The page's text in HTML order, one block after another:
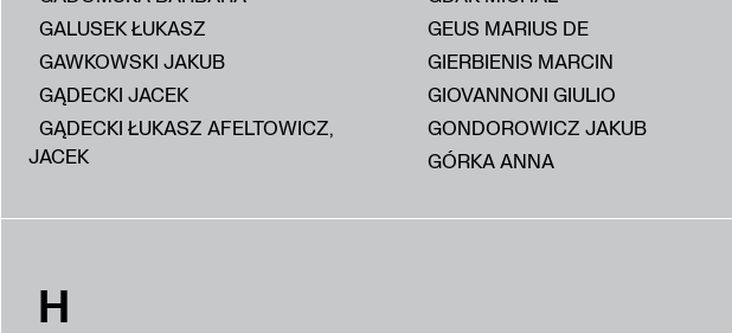
GALUSEK ŁUKASZ
GAWKOWSKI JAKUB
GĄDECKI JACEK
GĄDECKI ŁUKASZ AFELTOWICZ,
JACEK
GEUS MARIUS DE
GIERBIENIS MARCIN
GIOVANNONI GIULIO
GONDOROWICZ JAKUB
GÓRKA ANNA
H